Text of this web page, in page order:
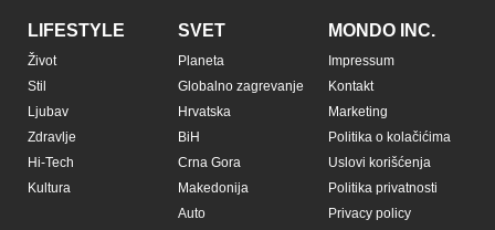
LIFESTYLE
Život
Stil
Ljubav
Zdravlje
Hi-Tech
Kultura
SVET
Planeta
Globalno zagrevanje
Hrvatska
BiH
Crna Gora
Makedonija
Auto
MONDO INC.
Impressum
Kontakt
Marketing
Politika o kolačićima
Uslovi korišćenja
Politika privatnosti
Privacy policy